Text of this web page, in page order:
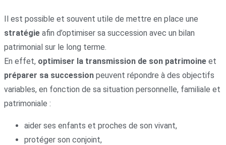
Il est possible et souvent utile de mettre en place une
stratégie afin d’optimiser sa succession avec un bilan
patrimonial sur le long terme.
En effet, optimiser la transmission de son patrimoine et
préparer sa succession peuvent répondre à des objectifs
variables, en fonction de sa situation personnelle, familiale et
patrimoniale :
aider ses enfants et proches de son vivant,
protéger son conjoint,